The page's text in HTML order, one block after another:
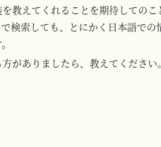
を教えてくれることを期待しての
検索しても、とにかく日本語で
がありましたら、教えてくださ